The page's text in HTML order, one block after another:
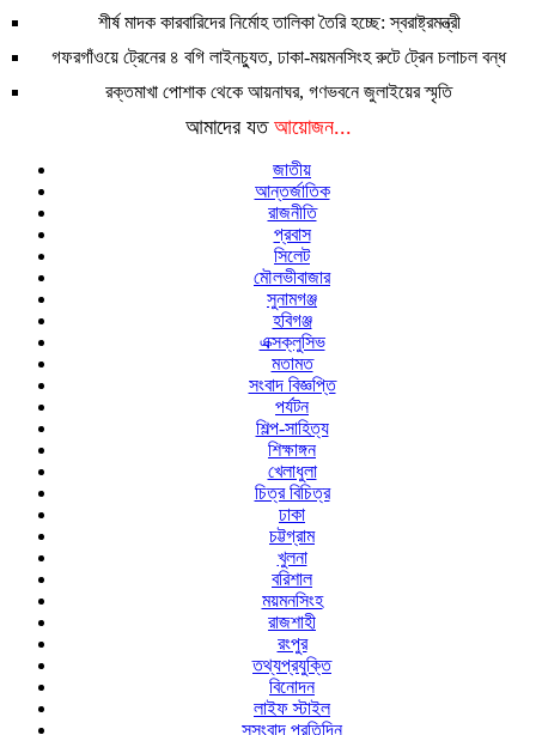
শীর্ষ মাদক কারবারিদের নির্মোহ তালিকা তৈরি হচ্ছে: স্বরাষ্ট্রমন্ত্রী
গফরগাঁওয়ে ট্রেনের ৪ বগি লাইনচ্যুত, ঢাকা-ময়মনসিংহ রুটে ট্রেন চলাচল বন্ধ
রক্তমাখা পোশাক থেকে আয়নাঘর, গণভবনে জুলাইয়ের স্মৃতি
আমাদের যত আয়োজন...
জাতীয়
আন্তর্জাতিক
রাজনীতি
প্রবাস
সিলেট
মৌলভীবাজার
সুনামগঞ্জ
হবিগঞ্জ
এক্সক্লুসিভ
মতামত
সংবাদ বিজ্ঞপ্তি
পর্যটন
শিল্প-সাহিত্য
শিক্ষাঙ্গন
খেলাধুলা
চিত্র বিচিত্র
ঢাকা
চট্টগ্রাম
খুলনা
বরিশাল
ময়মনসিংহ
রাজশাহী
রংপুর
তথ্যপ্রযুক্তি
বিনোদন
লাইফ স্টাইল
সুসংবাদ প্রতিদিন